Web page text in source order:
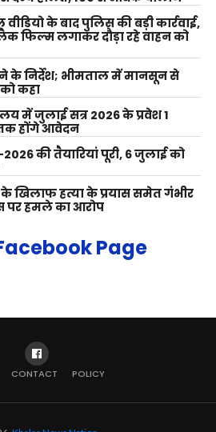
के बाद पुलिस की बड़ी कार्रवाई,
फिल्म लगाकर दौड़ा रहे वाहन को
के निर्देश; भीमताल में मानसून से
कहा
में जुलाई सत्र 2026 के प्रवेश 1
होंगे आवेदन
की तैयारियां पूरी, 6 जुलाई को
के खिलाफ हत्या के प्रयास समेत गंभीर
पर हमले का आरोप
Page
CONTACT POLICY